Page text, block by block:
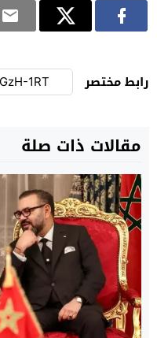
رابط مختصر
مقالات ذات صلة